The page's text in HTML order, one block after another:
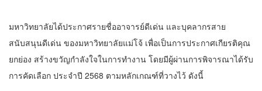
มหาวิทยาลัยได้ประกาศรายชื่ออาจารย์ดีเด่น และบุคลากรสาย
สนับสนุนดีเด่น ของมหาวิทยาลัยแม่โจ้ เพื่อเป็นการประกาศเกียรติคุณ
ยกย่อง สร้างขวัญกำลังใจในการทำงาน โดยมีผู้ผ่านการพิจารณาได้รับ
การคัดเลือก ประจำปี 2568 ตามหลักเกณฑ์ที่วางไว้ ดังนี้